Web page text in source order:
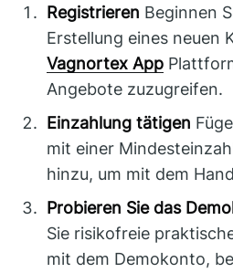
Registrieren Beginnen
Erstellung eines neuen
Vagnortex App
Angebote zuzugreifen.
Einzahlung tätigen
mit einer
hinzu, um mit dem
Probieren Sie das
Sie risikofreie
mit dem Demokonto,